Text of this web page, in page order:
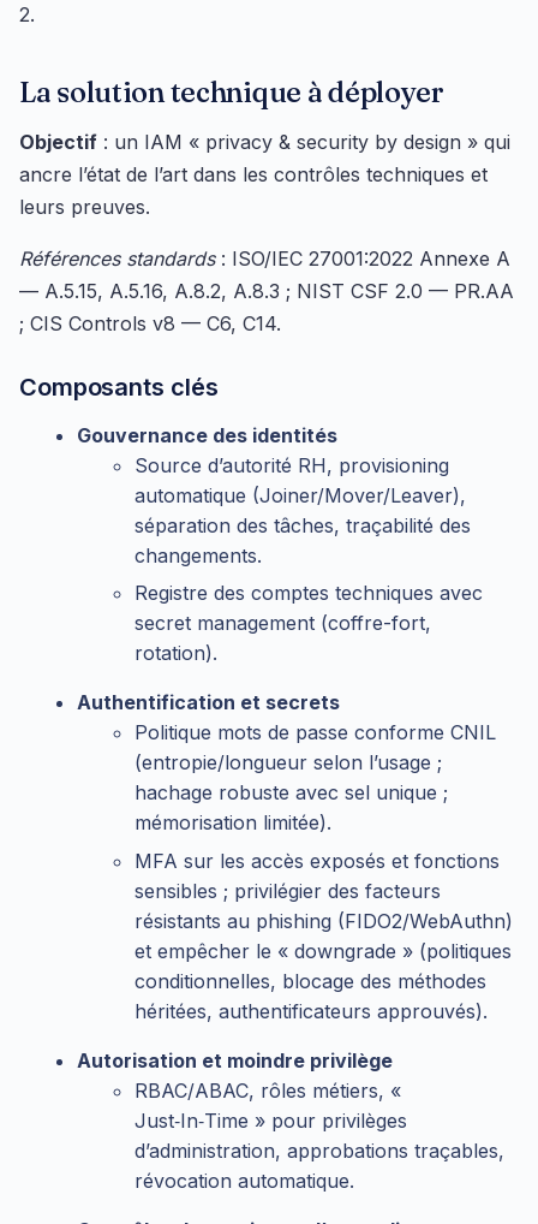
2.
La solution technique à déployer
Objectif : un IAM « privacy & security by design » qui
ancre l’état de l’art dans les contrôles techniques et
leurs preuves.
Références standards: ISO/IEC 27001:2022 Annexe A
— A.5.15, A.5.16, A.8.2, A.8.3 ; NIST CSF 2.0 — PR.AA
; CIS Controls v8 — C6, C14.
Composants clés
Gouvernance des identités
Source d’autorité RH, provisioning
automatique (Joiner/Mover/Leaver),
séparation des tâches, traçabilité des
changements.
Registre des comptes techniques avec
secret management (coffre-fort,
rotation).
Authentification et secrets
Politique mots de passe conforme CNIL
(entropie/longueur selon l’usage ;
hachage robuste avec sel unique ;
mémorisation limitée).
MFA sur les accès exposés et fonctions
sensibles ; privilégier des facteurs
résistants au phishing (FIDO2/WebAuthn)
et empêcher le « downgrade » (politiques
conditionnelles, blocage des méthodes
héritées, authentificateurs approuvés).
Autorisation et moindre privilège
RBAC/ABAC, rôles métiers, «
Just‑In‑Time » pour privilèges
d’administration, approbations traçables,
révocation automatique.